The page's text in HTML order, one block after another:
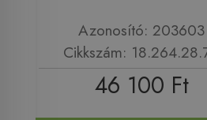
Azonosító: 203603
Cikkszám:
46 100 Ft